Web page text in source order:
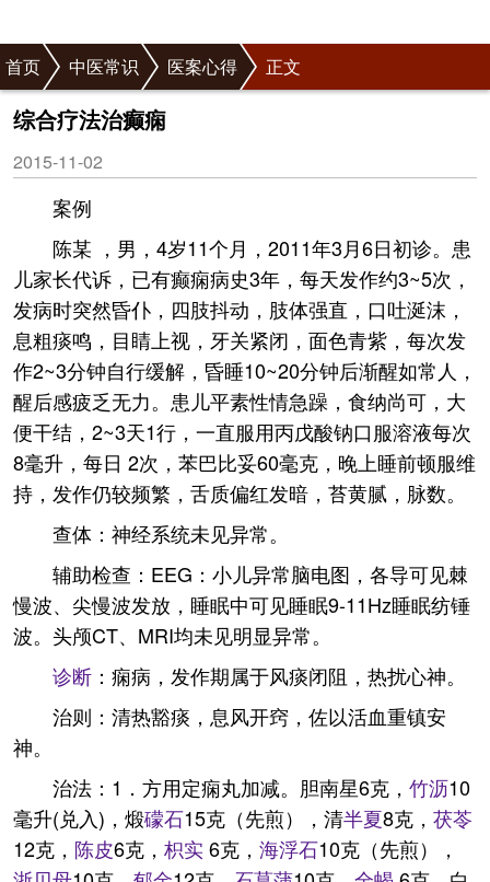
首页 中医常识 医案心得 正文
综合疗法治癫痫
2015-11-02
案例
陈某 ，男，4岁11个月，2011年3月6日初诊。患
儿家长代诉，已有癫痫病史3年，每天发作约3~5次，
发病时突然昏仆，四肢抖动，肢体强直，口吐涎沫，
息粗痰鸣，目睛上视，牙关紧闭，面色青紫，每次发
作2~3分钟自行缓解，昏睡10~20分钟后渐醒如常人，
醒后感疲乏无力。患儿平素性情急躁，食纳尚可，大
便干结，2~3天1行，一直服用丙戊酸钠口服溶液每次
8毫升，每日 2次，苯巴比妥60毫克，晚上睡前顿服维
持，发作仍较频繁，舌质偏红发暗，苔黄腻，脉数。
查体：神经系统未见异常。
辅助检查：EEG：小儿异常脑电图，各导可见棘
慢波、尖慢波发放，睡眠中可见睡眠9-11Hz睡眠纺锤
波。头颅CT、MRI均未见明显异常。
诊断 ：痫病，发作期属于风痰闭阻，热扰心神。
治则：清热豁痰，息风开窍，佐以活血重镇安
神。
治法：1．方用定痫丸加减。胆南星6克， 竹沥10
毫升(兑入)，煅礞石15克（先煎），清半夏8克， 茯苓
12克， 陈皮6克， 枳实 6克， 海浮石10克（先煎），